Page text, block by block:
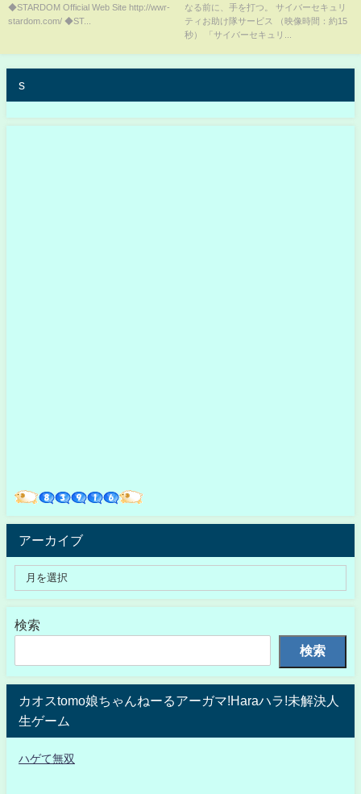
グマ＆月山が正式入
◆STARDOM Official Web Site http://wwr-
stardom.com/ ◆ST...
なる前に、⼿を打つ。 サイバーセキュリ
ティお助け隊サービス （映像時間：約15
秒） 「サイバーセキュリ...
s
アーカイブ
検索
検索
カオスtomo娘ちゃんねーるアーガマ!Haraハラ!未解決人
生ゲーム
ハゲて無双